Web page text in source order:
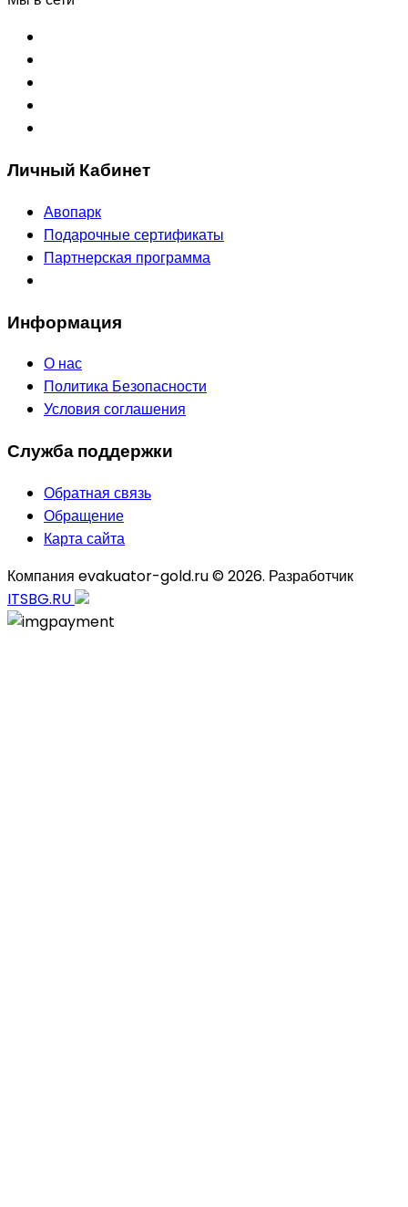
Личный Кабинет
Авопарк
Подарочные сертификаты
Партнерская программа
Информация
О нас
Политика Безопасности
Условия соглашения
Служба поддержки
Обратная связь
Обращение
Карта сайта
Компания evakuator-gold.ru © 2026. Разработчик
ITSBG.RU